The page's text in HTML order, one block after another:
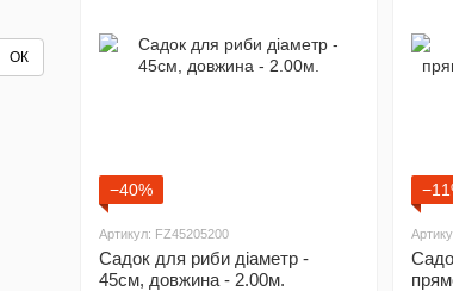
−40%
Артикул: FZ45205200
Садок для риби дiаметр -
45см, довжина - 2.00м.
ОК